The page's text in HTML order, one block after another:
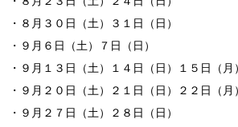
・８月３０日（土）３１日（日）
・９月６日（土）７日（日）
・９月１３日（土）１４日（日）１５日（月）
・９月２０日（土）２１日（日）２２日（月
・９月２７日（土）２８日（日）